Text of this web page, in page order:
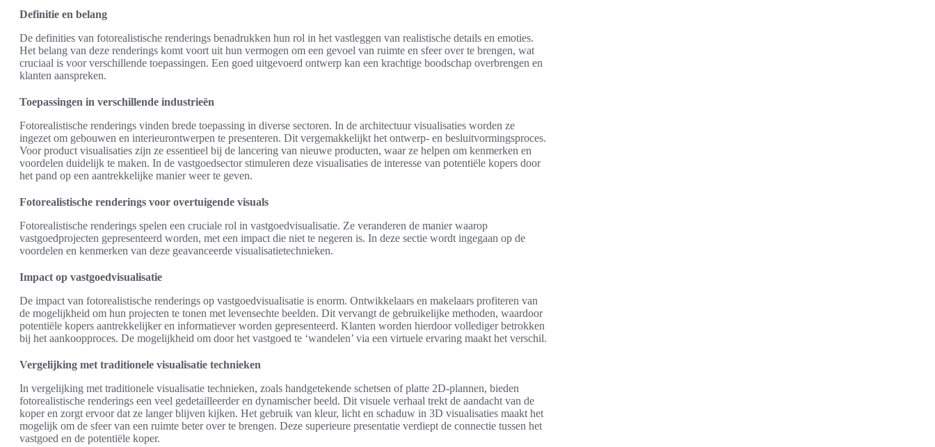
Definitie en belang
De definities van fotorealistische renderings benadrukken hun rol in het vastleggen van realistische details en emoties.
Het belang van deze renderings komt voort uit hun vermogen om een gevoel van ruimte en sfeer over te brengen, wat
cruciaal is voor verschillende toepassingen. Een goed uitgevoerd ontwerp kan een krachtige boodschap overbrengen en
klanten aanspreken.
Toepassingen in verschillende industrieën
Fotorealistische renderings vinden brede toepassing in diverse sectoren. In de architectuur visualisaties worden ze
ingezet om gebouwen en interieurontwerpen te presenteren. Dit vergemakkelijkt het ontwerp- en besluitvormingsproces.
Voor product visualisaties zijn ze essentieel bij de lancering van nieuwe producten, waar ze helpen om kenmerken en
voordelen duidelijk te maken. In de vastgoedsector stimuleren deze visualisaties de interesse van potentiële kopers door
het pand op een aantrekkelijke manier weer te geven.
Fotorealistische renderings voor overtuigende visuals
Fotorealistische renderings spelen een cruciale rol in vastgoedvisualisatie. Ze veranderen de manier waarop
vastgoedprojecten gepresenteerd worden, met een impact die niet te negeren is. In deze sectie wordt ingegaan op de
voordelen en kenmerken van deze geavanceerde visualisatietechnieken.
Impact op vastgoedvisualisatie
De impact van fotorealistische renderings op vastgoedvisualisatie is enorm. Ontwikkelaars en makelaars profiteren van
de mogelijkheid om hun projecten te tonen met levensechte beelden. Dit vervangt de gebruikelijke methoden, waardoor
potentiële kopers aantrekkelijker en informatiever worden gepresenteerd. Klanten worden hierdoor vollediger betrokken
bij het aankoopproces. De mogelijkheid om door het vastgoed te ‘wandelen’ via een virtuele ervaring maakt het verschil.
Vergelijking met traditionele visualisatie technieken
In vergelijking met traditionele visualisatie technieken, zoals handgetekende schetsen of platte 2D-plannen, bieden
fotorealistische renderings een veel gedetailleerder en dynamischer beeld. Dit visuele verhaal trekt de aandacht van de
koper en zorgt ervoor dat ze langer blijven kijken. Het gebruik van kleur, licht en schaduw in 3D visualisaties maakt het
mogelijk om de sfeer van een ruimte beter over te brengen. Deze superieure presentatie verdiept de connectie tussen het
vastgoed en de potentiële koper.